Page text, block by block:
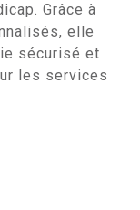
Grâce à
elle
sécurisé et
les services